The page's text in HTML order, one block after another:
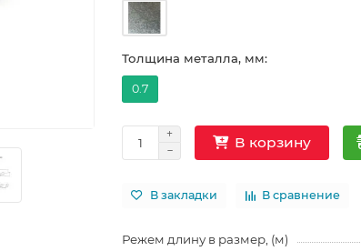
Толщина металла, мм:
0.7
В корзину
В закладки В сравнение
Режем длину в размер, (м)